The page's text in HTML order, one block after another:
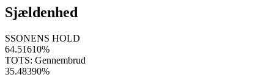
Sjældenhed
SSONENS HOLD
64.51610%
TOTS: Gennembrud
35.48390%